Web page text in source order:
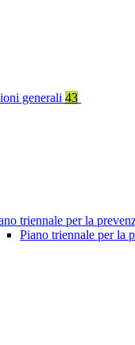
generali 43
triennale per la
Piano triennale per la